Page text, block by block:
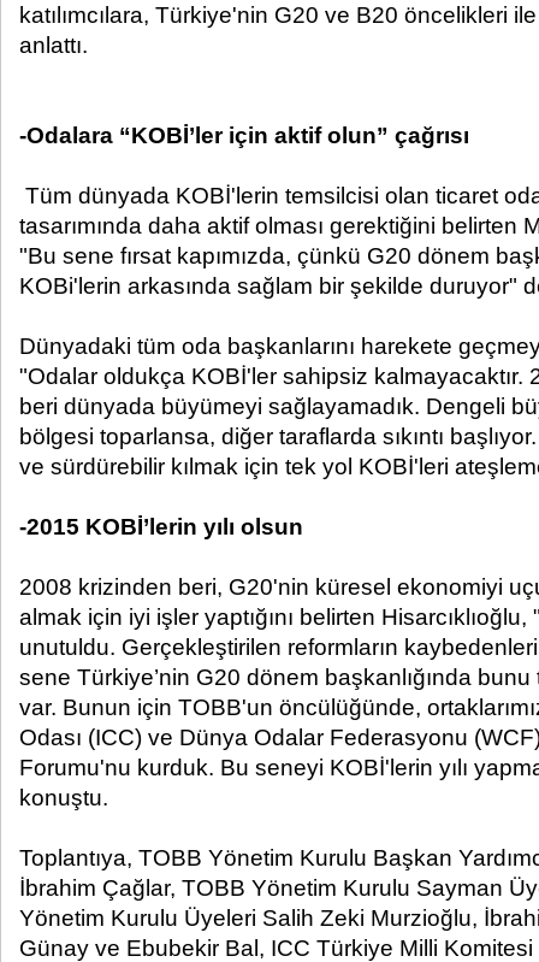
katılımcılara, Türkiye'nin G20 ve B20 öncelikleri
anlattı.
-Odalara “KOBİ’ler için aktif olun” çağrısı
Tüm dünyada KOBİ'lerin temsilcisi olan ticaret
tasarımında daha aktif olması gerektiğini belirten
"Bu sene fırsat kapımızda, çünkü G20 dönem
KOBi'lerin arkasında sağlam bir şekilde duruyor"
Dünyadaki tüm oda başkanlarını harekete
"Odalar oldukça KOBİ'ler sahipsiz kalmayacaktır.
beri dünyada büyümeyi sağlayamadık. Dengeli
bölgesi toparlansa, diğer taraflarda sıkıntı
ve sürdürebilir kılmak için tek yol KOBİ'leri
-2015 KOBİ’lerin yılı olsun
2008 krizinden beri, G20'nin küresel ekonomiyi
almak için iyi işler yaptığını belirten
unutuldu. Gerçekleştirilen reformların
sene Türkiye’nin G20 dönem başkanlığında bunu
var. Bunun için TOBB'un öncülüğünde,
Odası (ICC) ve Dünya Odalar Federasyonu
Forumu'nu kurduk. Bu seneyi KOBİ'lerin yılı
konuştu.
Toplantıya, TOBB Yönetim Kurulu Başkan
İbrahim Çağlar, TOBB Yönetim Kurulu Sayman
Yönetim Kurulu Üyeleri Salih Zeki Murzioğlu,
Günay ve Ebubekir Bal, ICC Türkiye Milli